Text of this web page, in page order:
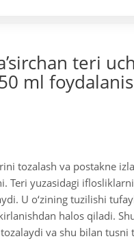
teri
ml
tozalash va postakne
Teri yuzasidagi
U o‘zining tuzilishi
halos qiladi.
va shu bilan tusni